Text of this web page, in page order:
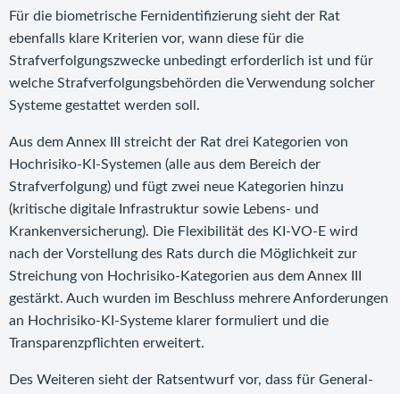
Für die biometrische Fernidentifizierung sieht der Rat
ebenfalls klare Kriterien vor, wann diese für die
Strafverfolgungszwecke unbedingt erforderlich ist und für
welche Strafverfolgungsbehörden die Verwendung solcher
Systeme gestattet werden soll.
Aus dem Annex III streicht der Rat drei Kategorien von
Hochrisiko-KI-Systemen (alle aus dem Bereich der
Strafverfolgung) und fügt zwei neue Kategorien hinzu
(kritische digitale Infrastruktur sowie Lebens- und
Krankenversicherung). Die Flexibilität des KI-VO-E wird
nach der Vorstellung des Rats durch die Möglichkeit zur
Streichung von Hochrisiko-Kategorien aus dem Annex III
gestärkt. Auch wurden im Beschluss mehrere Anforderungen
an Hochrisiko-KI-Systeme klarer formuliert und die
Transparenzpflichten erweitert.
Des Weiteren sieht der Ratsentwurf vor, dass für General-